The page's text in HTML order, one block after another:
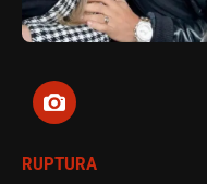
RUPTURA